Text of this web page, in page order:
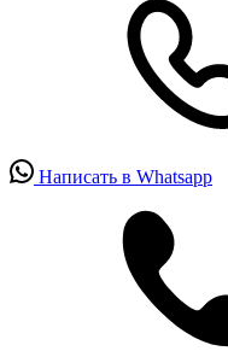
Написать в Whatsapp